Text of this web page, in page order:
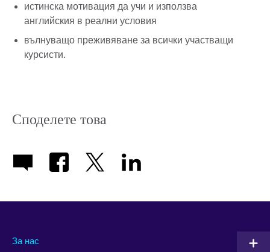
истинска мотивация да учи и използва
английския в реални условия
вълнуващо преживяване за всички участващи
курсисти.
Споделете това
За нас